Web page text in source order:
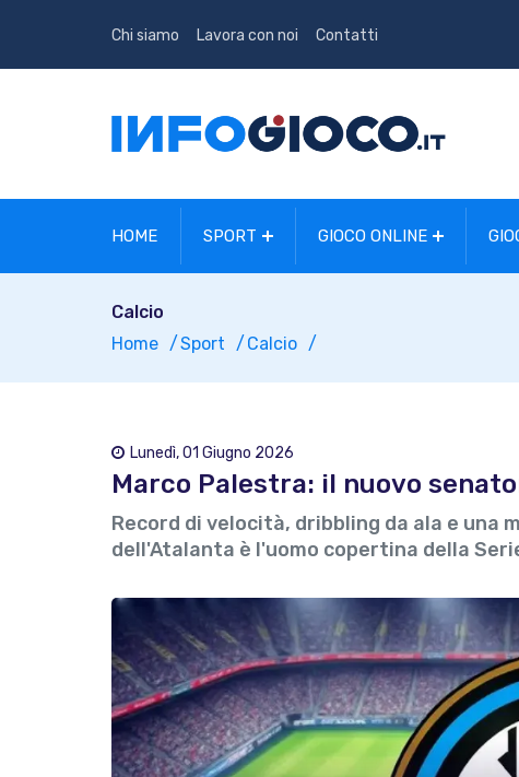
Chi siamo Lavora con noi Contatti
HOME SPORT GIOCO ONLINE
Calcio
Home
Sport Calcio
Lunedì, 01 Giugno 2026
Marco Palestra: il nuovo
Record di velocità, dribbling da ala e
dell'Atalanta è l'uomo copertina della